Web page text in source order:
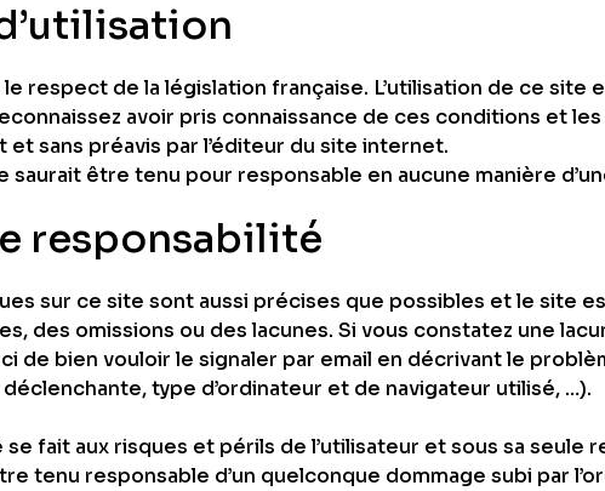
respect de la législation française. L’utilisation de ce
avoir pris connaissance de ces conditions et
sans préavis par l’éditeur du site internet.
être tenu pour responsable en aucune manière
responsabilité
sur ce site sont aussi précises que possibles et le site
des omissions ou des lacunes. Si vous constatez une
de bien vouloir le signaler par email en décrivant le
type d’ordinateur et de navigateur utilisé, …).
fait aux risques et périls de l’utilisateur et sous sa seule
tenu responsable d’un quelconque dommage subi par